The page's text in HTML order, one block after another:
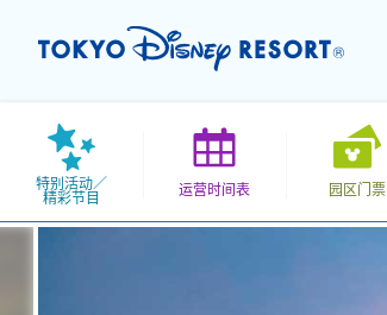
特别活动／
精彩节目
运营时间表 园区门票